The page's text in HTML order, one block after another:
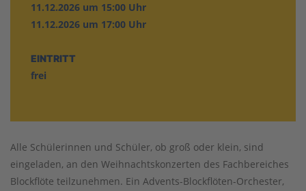
11.12.2026 um 15:00 Uhr
11.12.2026 um 17:00 Uhr
EINTRITT
frei
Alle Schülerinnen und Schüler, ob groß oder klein, sind
eingeladen, an den Weihnachtskonzerten des Fachbereiches
Blockflöte teilzunehmen. Ein Advents-Blockflöten-Orchester,